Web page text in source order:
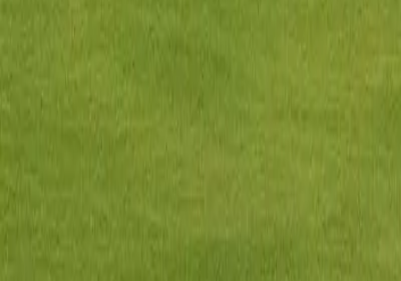
0330 122 5848